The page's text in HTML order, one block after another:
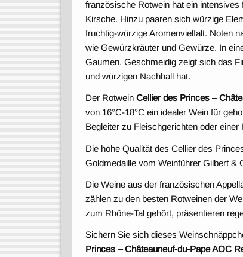
französische Rotwein hat ein
Kirsche. Hinzu paaren sich würzige
fruchtig-würzige Aromenvielfalt. Noten
wie Gewürzkräuter und Gewürze. In
Gaumen. Geschmeidig zeigt sich das
und würzigen Nachhall hat.
Der RotweinCellier des Princes –
von 16°C-18°C ein idealer Wein für
Begleiter zu Fleischgerichten oder einer
Die hohe Qualität des Cellier des
Goldmedaille vom Weinführer Gilbert &
Die Weine aus der französischen
zählen zu den besten Rotweinen der
zum Rhône-Tal gehört, präsentieren
Sichern Sie sich dieses
Princes – Châteauneuf-du-Pape AOC